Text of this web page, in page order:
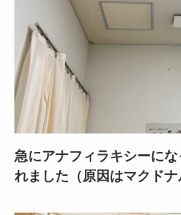
急にアナフィラキシーに
れました（原因はマクドナ